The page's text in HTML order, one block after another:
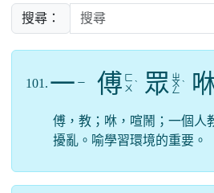
搜尋：
101. 一 ㄧ 傅 ㄈ
ㄨ ˋ 眾 ㄓ
ㄨ
ㄥ
ˋ
傅，教；咻，喧鬧；一個人
擾亂。喻學習環境的重要。